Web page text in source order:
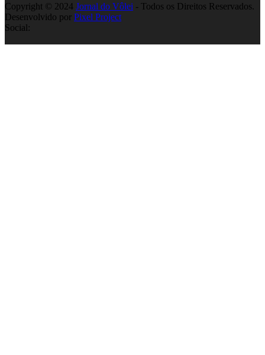
Copyright © 2024 Jornal do Vôlei - Todos os Direitos Reservados.
Desenvolvido por Pixel Project
Social: